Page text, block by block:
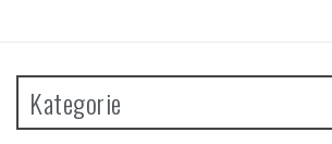
Kategorie